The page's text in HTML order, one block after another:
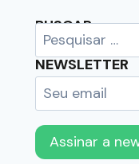
BUSCAR
NEWSLETTER